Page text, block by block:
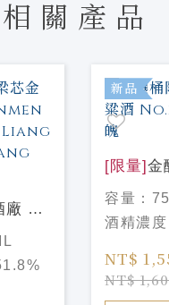
相關產品
廠 梁
新品
[限量] 金
門高粱
風烈魄
容量：
酒精濃度
NT$
NT$